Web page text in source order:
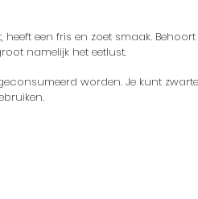
een fris en zoet smaak.
namelijk het eetlust.
worden. Je kunt zwarte